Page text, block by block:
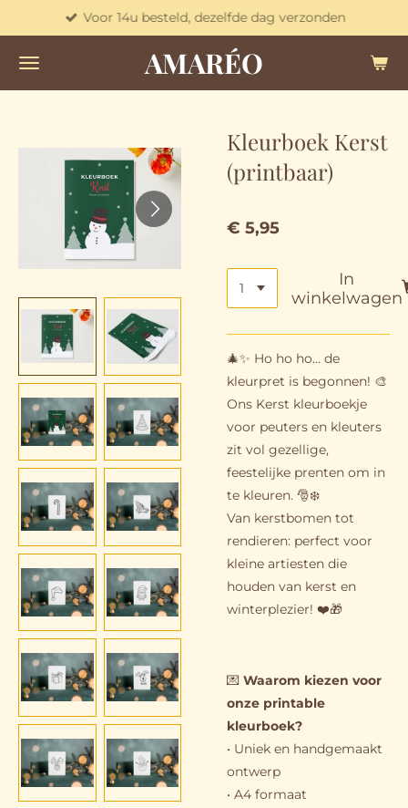
naar
de
AMARÉO
Voor 14u besteld, dezelfde dag verzonden
Kleurboek Kerst
(printbaar)
€ 5,95
In
winkelwagen
🎄✨ Ho ho ho… de
kleurpret is begonnen! 🎨
Ons Kerst kleurboekje
voor peuters en kleuters
zit vol gezellige,
feestelijke prenten om in
te kleuren. 🎅❄️
Van kerstbomen tot
rendieren: perfect voor
kleine artiesten die
houden van kerst en
winterplezier! ❤️🎁
💌 Waarom kiezen voor
onze printable
kleurboek?
• Uniek en handgemaakt
ontwerp
• A4 formaat